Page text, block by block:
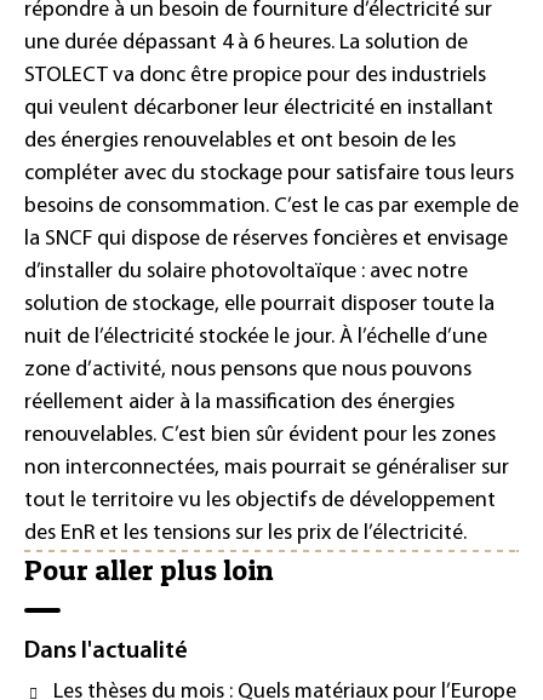
répondre à un besoin de fourniture d’électricité sur
une durée dépassant 4 à 6 heures. La solution de
STOLECT va donc être propice pour des industriels
qui veulent décarboner leur électricité en installant
des énergies renouvelables et ont besoin de les
compléter avec du stockage pour satisfaire tous leurs
besoins de consommation. C’est le cas par exemple de
la SNCF qui dispose de réserves foncières et envisage
d’installer du solaire photovoltaïque : avec notre
solution de stockage, elle pourrait disposer toute la
nuit de l’électricité stockée le jour. À l’échelle d’une
zone d’activité, nous pensons que nous pouvons
réellement aider à la massification des énergies
renouvelables. C’est bien sûr évident pour les zones
non interconnectées, mais pourrait se généraliser sur
tout le territoire vu les objectifs de développement
des EnR et les tensions sur les prix de l’électricité.
Pour aller plus loin
Dans l'actualité
Les thèses du mois : Quels matériaux pour l’Europe